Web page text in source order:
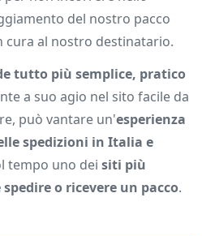
del nostro pacco
cura al nostro destinatario.
tutto più semplice, pratico
a suo agio nel sito facile da
può vantare un'esperienza
spedizioni in Italia e
tempo uno dei siti più
o ricevere un pacco.